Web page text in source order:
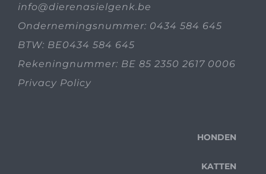
info@dierenasielgenk.be
Ondernemingsnummer: 0434 584 645
BTW: BE0434 584 645
Rekeningnummer: BE 85 2350 2617 0006
Privacy Policy
HONDEN
KATTEN